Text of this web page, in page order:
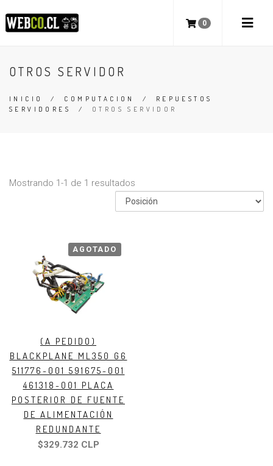
0
OTROS SERVIDOR
INICIO / COMPUTACION / REPUESTOS
SERVIDORES
/ OTROS SERVIDOR
Mostrando 1-1 de 1 resultados
AGOTADO
(A PEDIDO)
BLACKPLANE ML350 G6
511776-001 591675-001
461318-001 PLACA
POSTERIOR DE FUENTE
DE ALIMENTACIÓN
REDUNDANTE
$329.732 CLP